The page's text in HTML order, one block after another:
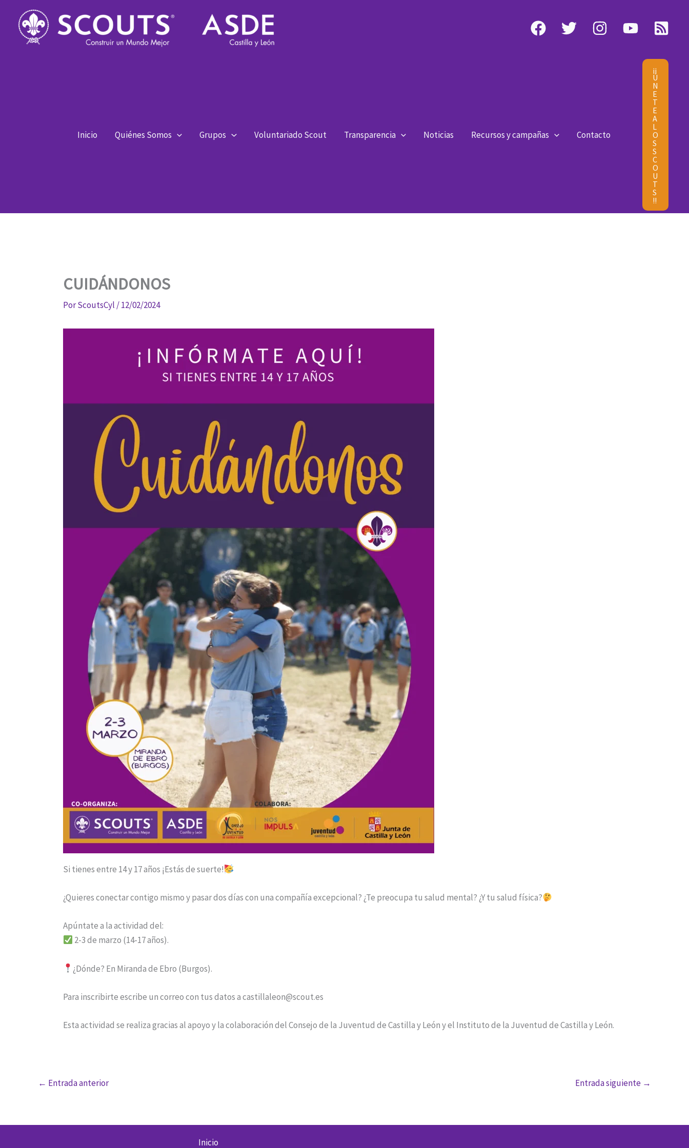
contenido
Inicio Quiénes Somos Grupos Voluntariado Scout Transparencia Noticias Recursos y campañas Contacto
¡¡
Ú
N
E
T
E
A
L
O
S
S
C
O
U
T
S
!!
CUIDÁNDONOS
PorScoutsCyl /12/02/2024
Si tienes entre 14 y 17 años ¡Estás de suerte!
¿Quieres conectar contigo mismo y pasar dos días con una compañía excepcional? ¿Te preocupa tu salud mental? ¿Y tu salud física?
Apúntate a la actividad del:
2-3 de marzo (14-17 años).
¿Dónde? En Miranda de Ebro (Burgos).
Para inscribirte escribe un correo con tus datos a castillaleon@scout.es
Esta actividad se realiza gracias al apoyo y la colaboración del Consejo de la Juventud de Castilla y León y el Instituto de la Juventud de Castilla y León.
← Entrada anterior Entrada siguiente →
Inicio